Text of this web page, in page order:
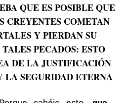
QUE ES POSIBLE QUE
CREYENTES COMETAN
Y PIERDAN SU
PECADOS: ESTO
DE LA JUSTIFICACIÓN
LA SEGURIDAD ETERNA